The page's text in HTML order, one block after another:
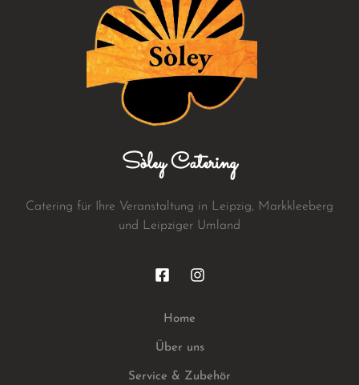
Sòley Catering
Catering für Ihre Veranstaltung in Leipzig, Markkleeberg
und Leipziger Umland
Home
Über uns
Service & Zubehör